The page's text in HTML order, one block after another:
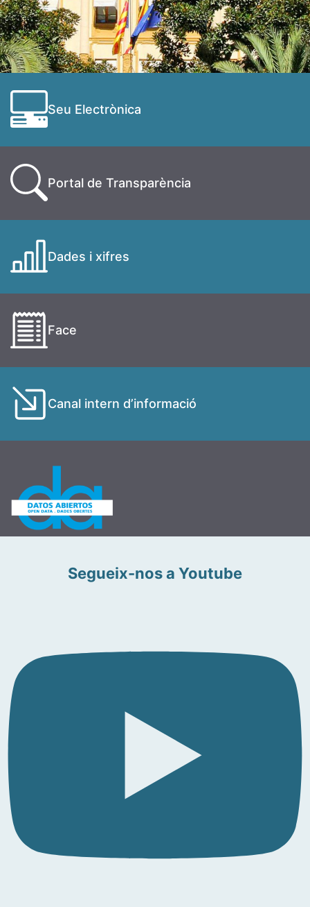
Seu Electrònica
Portal de Transparència
Dades i xifres
Face
Canal intern d’informació
Segueix-nos a Youtube